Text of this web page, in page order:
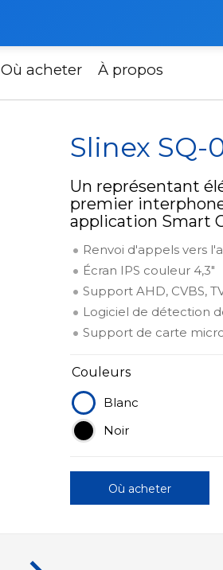
Où acheter À propos
Slinex SQ-
Un représentant
premier
application Smart
Renvoi d'appels vers
Écran IPS couleur 4,3"
Support AHD, CVBS,
Logiciel de détection
Support de carte
Couleurs
Blanc
Noir
Où acheter